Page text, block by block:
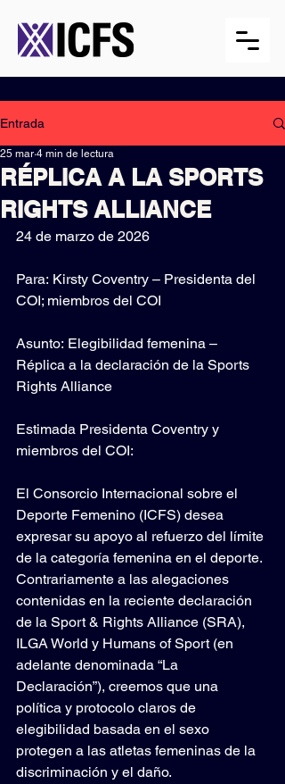
Entrada
RÉPLICA A LA SPORTS
RIGHTS ALLIANCE
25 mar 4 min de lectura
24 de marzo de 2026
Para: Kirsty Coventry – Presidenta del
COI; miembros del COI
Asunto: Elegibilidad femenina –
Réplica a la declaración de la Sports
Rights Alliance
Estimada Presidenta Coventry y
miembros del COI:
El Consorcio Internacional sobre el
Deporte Femenino (ICFS) desea
expresar su apoyo al refuerzo del límite
de la categoría femenina en el deporte.
Contrariamente a las alegaciones
contenidas en la reciente declaración
de la Sport & Rights Alliance (SRA),
ILGA World y Humans of Sport (en
adelante denominada “La
Declaración”), creemos que una
política y protocolo claros de
elegibilidad basada en el sexo
protegen a las atletas femeninas de la
discriminación y el daño.